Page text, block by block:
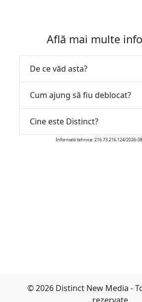
Află mai multe
De ce văd asta?
Cum ajung să fiu deblocat?
Cine este Distinct?
Informatii tehnice: 216.73.216.124/2026-
© 2026 Distinct New Media -